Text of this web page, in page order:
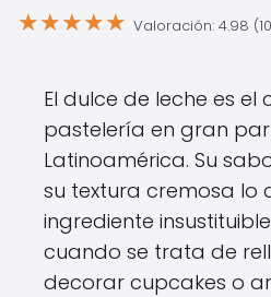
★★★★★ Valoración: 4.98
El dulce de leche es el
pastelería en gran
Latinoamérica. Su
su textura cremosa lo
ingrediente
cuando se trata de
decorar cupcakes o